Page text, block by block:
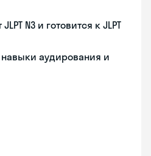
N3 и готовится к JLPT
навыки аудирования и